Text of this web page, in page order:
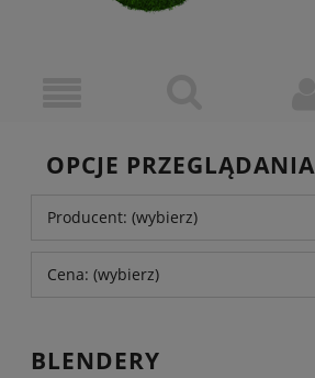
OPCJE PRZEGLĄDANIA
Producent: (wybierz)
Cena: (wybierz)
BLENDERY